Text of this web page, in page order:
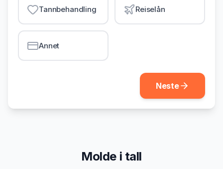
Lån på dagen
Tannbehandling Reiselån
Annet
Neste
Moldei tall